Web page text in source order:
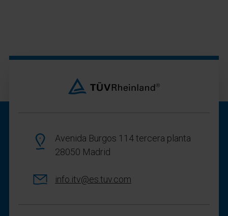
Avenida Burgos 114 tercera planta
28050 Madrid
info.itv@es.tuv.com